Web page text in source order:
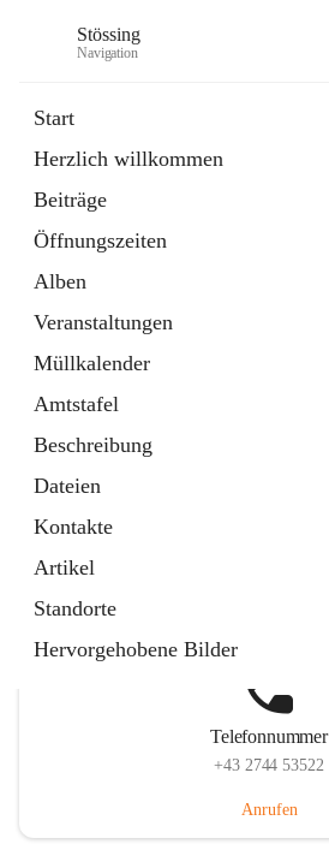
Stössing
Navigation
Start
Herzlich willkommen
Beiträge
Öffnungszeiten
Alben
Veranstaltungen
Müllkalender
Amtstafel
Beschreibung
Dateien
Kontakte
Artikel
Standorte
Hervorgehobene Bilder
Datei
in
Tab
Kindergarten
öffnet
in
neuem
Tab
Telefonnummer
+43 2744 53522
Anrufen